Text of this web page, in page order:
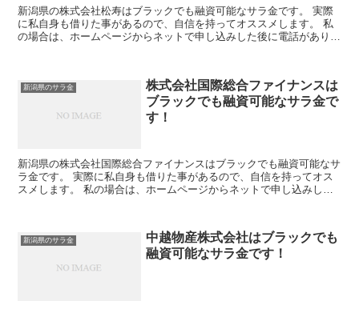
新潟県の株式会社松寿はブラックでも融資可能なサラ金です。 実際
に私自身も借りた事があるので、自信を持ってオススメします。 私
の場合は、ホームページからネットで申し込みした後に電話があり、
新潟県のサラ金
株式会社国際総合ファイナンスは
ブラックでも融資可能なサラ金で
す！
新潟県の株式会社国際総合ファイナンスはブラックでも融資可能なサ
ラ金です。 実際に私自身も借りた事があるので、自信を持ってオス
スメします。 私の場合は、ホームページからネットで申し込みした
新潟県のサラ金
中越物産株式会社はブラックでも
融資可能なサラ金です！